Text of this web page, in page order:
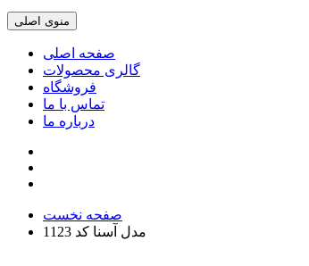
منوی اصلی
صفحه اصلی
گالری محصولات
فروشگاه
تماس با ما
درباره ما
صفحه نخست
مدل آسنا کد 1123